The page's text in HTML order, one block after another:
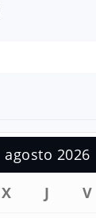
agosto 2026
X J V